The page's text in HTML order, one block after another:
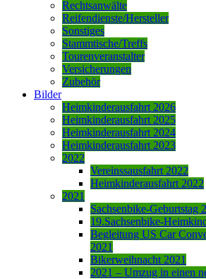
Rechtsanwälte
Reifendienste/Hersteller
Sonstiges
Stammtische/Treffs
Tourenveranstalter
Versicherungen
Zubehör
Bilder
Heimkinderausfahrt 2026
Heimkinderausfahrt 2025
Heimkinderausfahrt 2024
Heimkinderausfahrt 2023
2022
Vereinssausfahrt 2022
Heimkinderausfahrt 2022
2021
Sachsenbike-Geburtstag
19.Sachsenbike-
Begleitung US Car
2021
Bikerweihnacht 2021
2021 – Umzug in einen